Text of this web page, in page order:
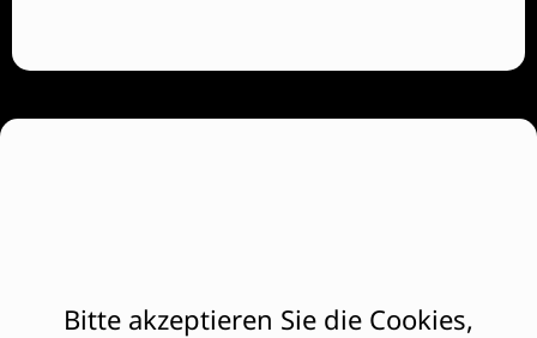
Bitte akzeptieren Sie die Cookies,